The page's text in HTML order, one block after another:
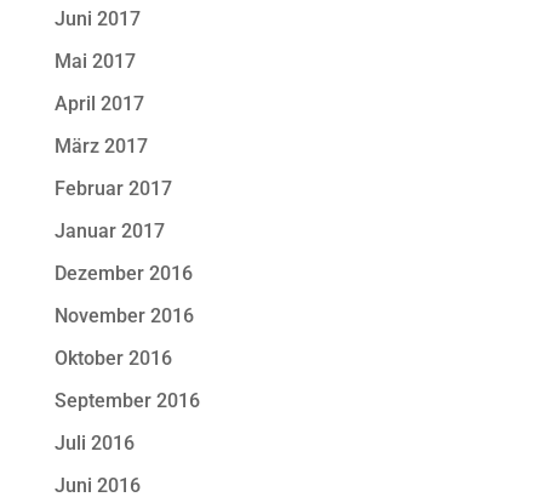
Juni 2017
Mai 2017
April 2017
März 2017
Februar 2017
Januar 2017
Dezember 2016
November 2016
Oktober 2016
September 2016
Juli 2016
Juni 2016